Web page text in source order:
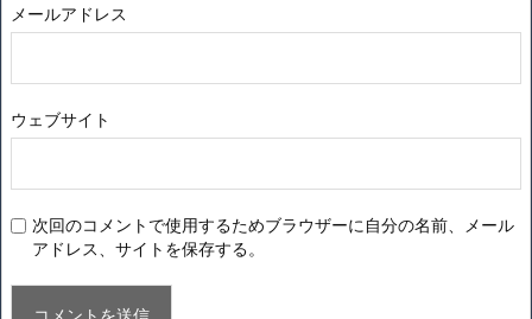
メールアドレス
ウェブサイト
次回のコメントで使用するためブラウザーに自分の名前、メール
アドレス、サイトを保存する。